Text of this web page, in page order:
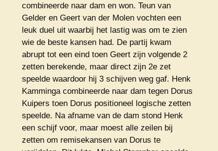
combineerde naar dam en won. Teun van
Gelder en Geert van der Molen vochten een
leuk duel uit waarbij het lastig was om te zien
wie de beste kansen had. De partij kwam
abrupt tot een eind toen Geert zijn volgende 2
zetten berekende, maar direct zijn 2e zet
speelde waardoor hij 3 schijven weg gaf. Henk
Kamminga combineerde naar dam tegen Dorus
Kuipers toen Dorus positioneel logische zetten
speelde. Na afname van de dam stond Henk
een schijf voor, maar moest alle zeilen bij
zetten om remisekansen van Dorus te